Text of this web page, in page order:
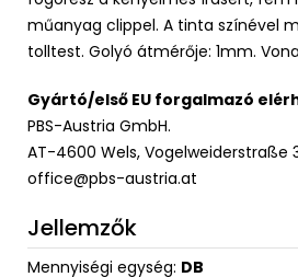
műanyag clippel. A tinta színével
tolltest. Golyó átmérője: 1mm.
Gyártó/első EU forgalmazó
PBS-Austria GmbH.
AT-4600 Wels, Vogelweiderstraße
office@pbs-austria.at
Jellemzők
Mennyiségi egység: DB